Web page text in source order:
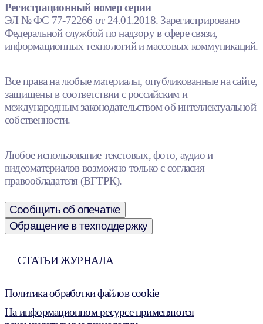
Регистрационный номер серии
ЭЛ № ФС 77-72266 от 24.01.2018. Зарегистрировано
Федеральной службой по надзору в сфере связи,
информационных технологий и массовых коммуникаций.
Все права на любые материалы, опубликованные на сайте,
защищены в соответствии с российским и
международным законодательством об интеллектуальной
собственности.
Любое использование текстовых, фото, аудио и
видеоматериалов возможно только с согласия
правообладателя (ВГТРК).
Сообщить об опечатке
Обращение в техподдержку
СТАТЬИ ЖУРНАЛА
Политика обработки файлов cookie
На информационном ресурсе применяются